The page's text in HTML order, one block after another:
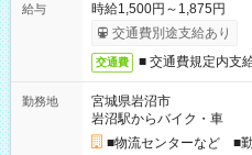
給与
時給1,500円～1,875円
交通費別途支給あり
交通費 ■ 交通費規定内支
勤務地
宮城県岩沼市
岩沼駅からバイク・車
■物流センターなど ■